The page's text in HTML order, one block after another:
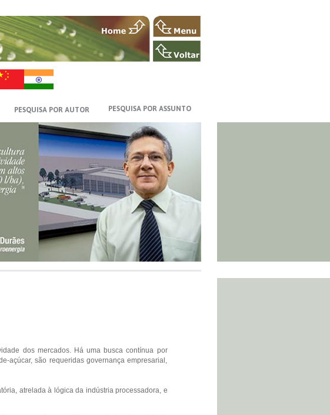
PESQUISA POR AUTOR PESQUISA POR ASSUNTO
dos mercados. Há uma busca contínua por
açúcar, são requeridas governança empresarial,
atrelada à lógica da indústria processadora, e